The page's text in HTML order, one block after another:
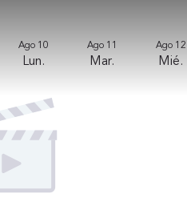
Ago 10
Lun.
Ago 11
Mar.
Ago 12
Mié.